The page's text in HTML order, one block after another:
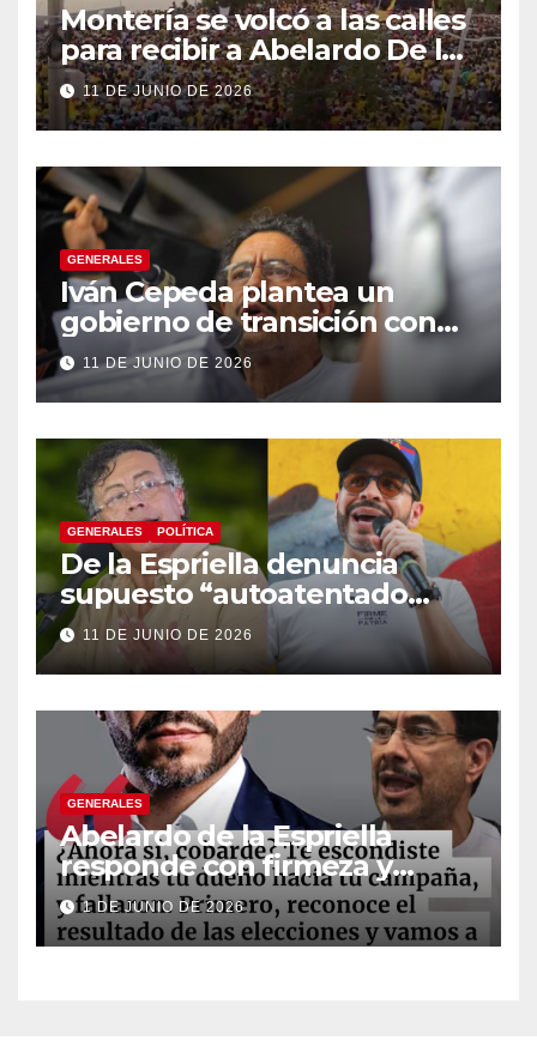
Montería se volcó a las calles
para recibir a Abelardo De la
Espriella
11 DE JUNIO DE 2026
GENERALES
Iván Cepeda plantea un
gobierno de transición con
énfasis en el empalme
institucional y una eventual
constituyente
11 DE JUNIO DE 2026
GENERALES POLÍTICA
De la Espriella denuncia
supuesto “autoatentado
legislativo” tras decisión de
suspender provisionalmente
a Petro
11 DE JUNIO DE 2026
GENERALES
Abelardo de la Espriella
responde con firmeza y
fortalece su imagen de
liderazgo ante la controversia
1 DE JUNIO DE 2026